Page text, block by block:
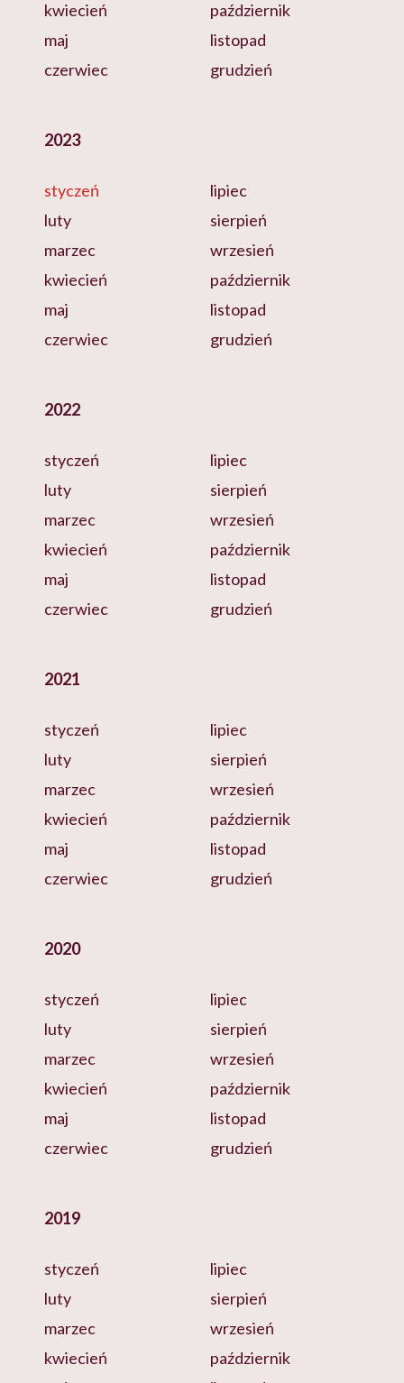
kwiecień
maj
czerwiec
październik
listopad
grudzień
2023
styczeń
luty
marzec
kwiecień
maj
czerwiec
lipiec
sierpień
wrzesień
październik
listopad
grudzień
2022
styczeń
luty
marzec
kwiecień
maj
czerwiec
lipiec
sierpień
wrzesień
październik
listopad
grudzień
2021
styczeń
luty
marzec
kwiecień
maj
czerwiec
lipiec
sierpień
wrzesień
październik
listopad
grudzień
2020
styczeń
luty
marzec
kwiecień
maj
czerwiec
lipiec
sierpień
wrzesień
październik
listopad
grudzień
2019
styczeń
luty
marzec
kwiecień
lipiec
sierpień
wrzesień
październik